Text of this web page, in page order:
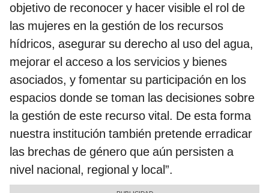
objetivo de reconocer y hacer visible el rol de
las mujeres en la gestión de los recursos
hídricos, asegurar su derecho al uso del agua,
mejorar el acceso a los servicios y bienes
asociados, y fomentar su participación en los
espacios donde se toman las decisiones sobre
la gestión de este recurso vital. De esta forma
nuestra institución también pretende erradicar
las brechas de género que aún persisten a
nivel nacional, regional y local”.